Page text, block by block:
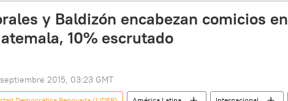
y Baldizón encabezan comicios en
10% escrutado
2015, 03:23 GMT